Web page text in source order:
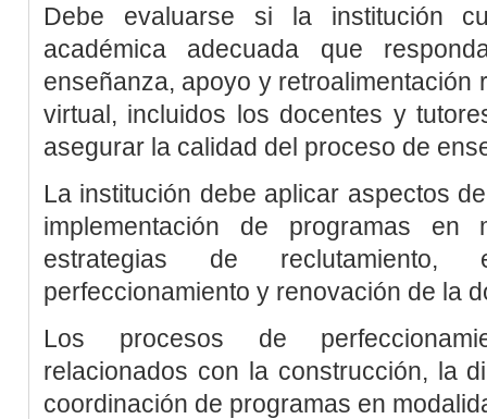
Debe evaluarse si la institución
académica adecuada que
enseñanza, apoyo y retroalimentación
virtual, incluidos los docentes y
asegurar la calidad del proceso de
La institución debe aplicar aspectos
implementación de programas en
estrategias de reclutamiento,
perfeccionamiento y renovación de la
Los procesos de
relacionados con la construcción, la
coordinación de programas en